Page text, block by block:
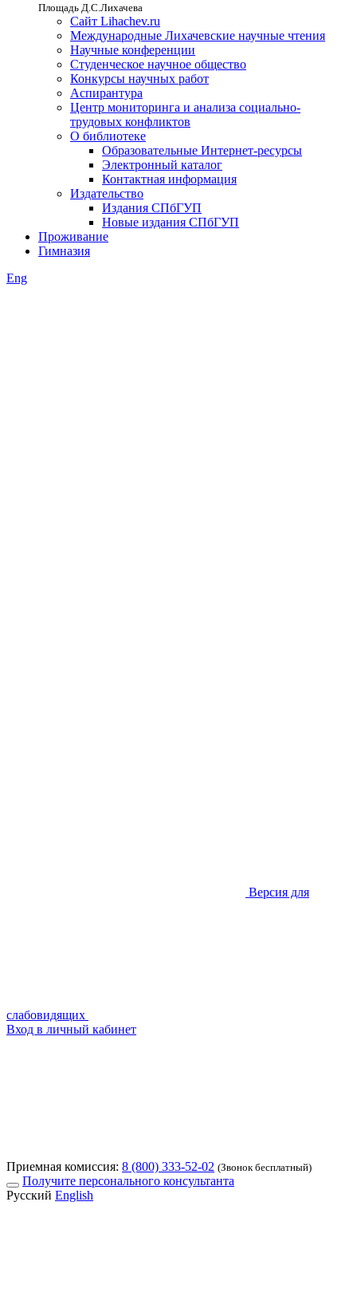
Площадь Д.С.Лихачева
Сайт Lihachev.ru
Международные Лихачевские научные чтения
Научные конференции
Студенческое научное общество
Конкурсы научных работ
Аспирантура
Центр мониторинга и анализа социально-
трудовых конфликтов
О библиотеке
Образовательные Интернет-ресурсы
Электронный каталог
Контактная информация
Издательство
Издания СПбГУП
Новые издания СПбГУП
Проживание
Гимназия
Eng
Версия для
слабовидящих
Вход в личный кабинет
Приемная комиссия: 8 (800) 333-52-02 (Звонок бесплатный)
Получите персонального консультанта
Русский English